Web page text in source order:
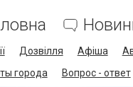
Дозвілля Афіша
города
Вопрос - ответ